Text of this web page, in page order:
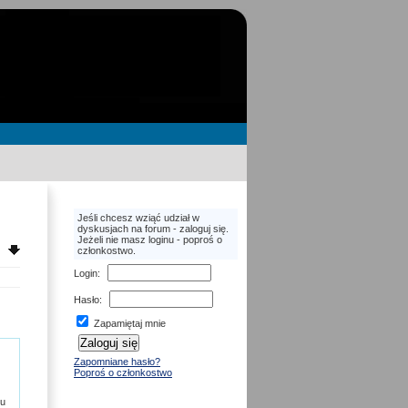
Jeśli chcesz wziąć udział w
dyskusjach na forum - zaloguj się.
Jeżeli nie masz loginu - poproś o
członkostwo.
Login:
Hasło:
Zapamiętaj mnie
Zapomniane hasło?
Poproś o członkostwo